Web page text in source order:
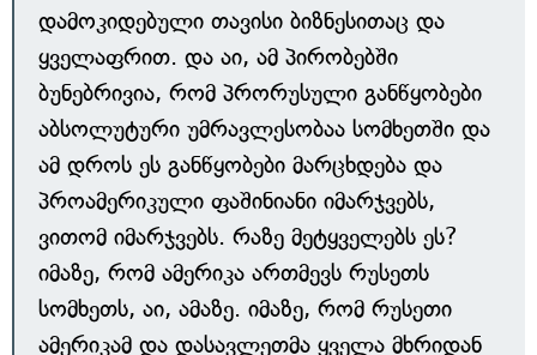
დამოკიდებული თავისი ბიზნესითაც და
ყველაფრით. და აი, ამ პირობებში
ბუნებრივია, რომ პრორუსული განწყობები
აბსოლუტური უმრავლესობაა სომხეთში და
ამ დროს ეს განწყობები მარცხდება და
პროამერიკული ფაშინიანი იმარჯვებს,
ვითომ იმარჯვებს. რაზე მეტყველებს ეს?
იმაზე, რომ ამერიკა ართმევს რუსეთს
სომხეთს, აი, ამაზე. იმაზე, რომ რუსეთი
ამერიკამ და დასავლეთმა ყველა მხრიდან